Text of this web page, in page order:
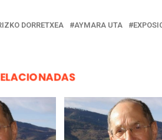
DORRETXEA AYMARA UTA